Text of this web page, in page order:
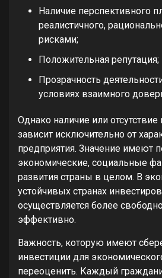
Наличие перспективного
реалистичного,
рисками;
Положительная репутация;
Прозрачность
условиях взаимного
Однако наличие или
зависит исключительно от
предприятия. Значение имеют
экономические, социальные
развития страны в целом. В
устойчивых странах
осуществляется более
эффективно.
Важность, которую имеют
инвестиции для
переоценить. Каждый